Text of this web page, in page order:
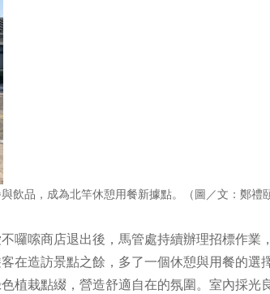
飲品，成為北竿休憩用餐新據點。（圖／文：鄭禮
囉嗦商店退出後，馬管處持續辦理招標作業
在造訪景點之餘，多了一個休憩與用餐的選
植栽點綴，營造舒適自在的氛圍。室內採光